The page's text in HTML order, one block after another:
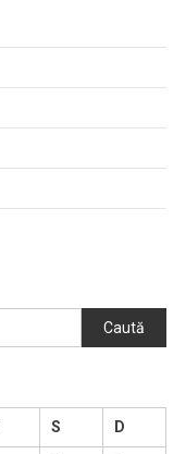
CIVILIZAȚIEI
ROMANE
Caută
S D